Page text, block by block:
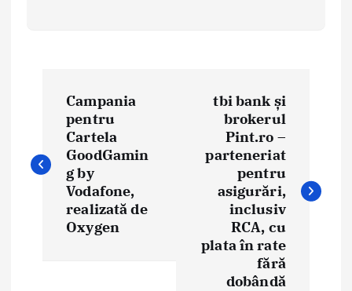
v
i
Campania
pentru
Cartela
GoodGamin
g by
Vodafone,
realizată de
Oxygen
tbi bank și
brokerul
Pint.ro –
parteneriat
pentru
asigurări,
inclusiv
RCA, cu
plata în rate
fără
dobândă